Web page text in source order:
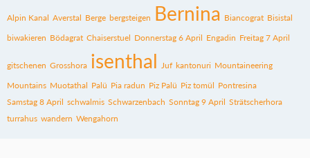
Alpin Kanal Averstal Berge bergsteigen Bernina Biancograt Bisistal
biwakieren Bödagrat Chaiserstuel Donnerstag 6 April Engadin Freitag 7 April
gitschenen Grosshora isenthal Juf kantonuri Mountaineering
Mountains Muotathal Palü Pia radun Piz Palü Piz tomül Pontresina
Samstag 8 April schwalmis Schwarzenbach Sonntag 9 April Strätscherhora
turrahus wandern Wengahorn